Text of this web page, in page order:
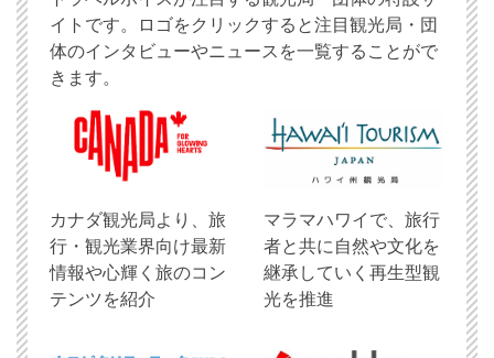
イトです。ロゴをクリックすると注目観光局・団
体のインタビューやニュースを一覧することがで
きます。
​カナダ観光局より、旅
行・観光業界向け最新
情報や心輝く旅のコン
テンツを紹介
マラマハワイで、旅行
者と共に自然や文化を
継承していく再生型観
光を推進